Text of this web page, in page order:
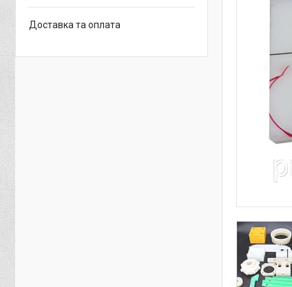
Доставка та оплата